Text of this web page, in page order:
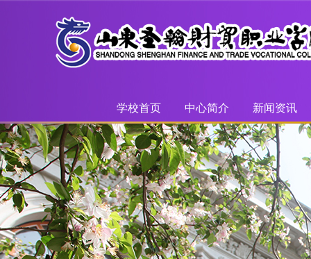
学校首页 中心简介 新闻资讯